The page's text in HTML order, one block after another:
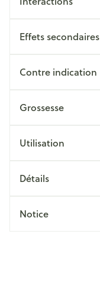
Effets secondaires
Contre indication
Grossesse
Utilisation
Détails
Notice